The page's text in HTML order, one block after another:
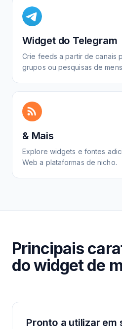
Widget do Telegram
Crie feeds a partir de canais
grupos ou pesquisas de
& Mais
Explore widgets e fontes
Web a plataformas de nicho.
Principais
do widget de
Pronto a utilizar em